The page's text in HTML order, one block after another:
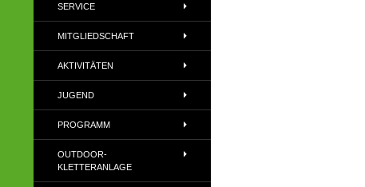
SERVICE
MITGLIEDSCHAFT
AKTIVITÄTEN
JUGEND
PROGRAMM
OUTDOOR-
KLETTERANLAGE